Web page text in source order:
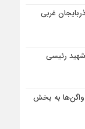
غربی
شهید رئیسی
واگن‌ها به بخش